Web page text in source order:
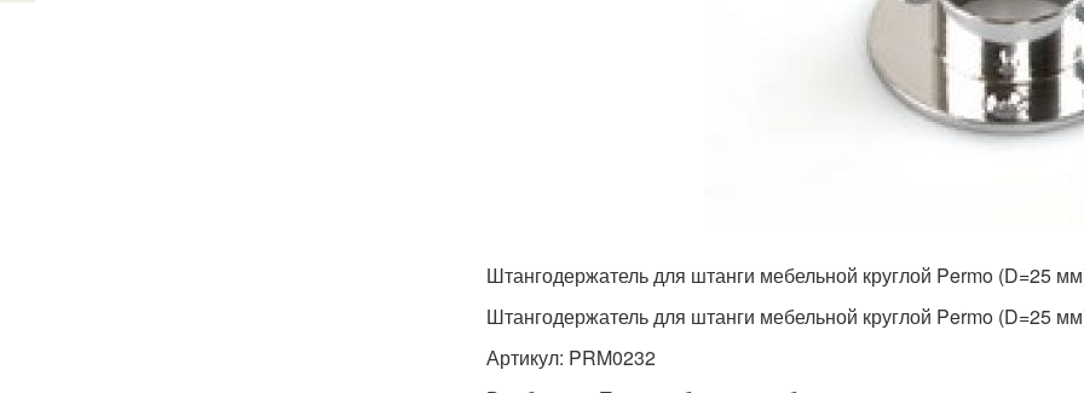
Штангодержатель для штанги мебельной круглой Permo (D=25
Штангодержатель для штанги мебельной круглой Permo (D=25
Артикул: PRM0232